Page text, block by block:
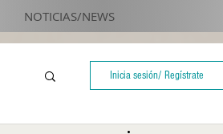
NOTICIAS/NEWS
Inicia sesión/ Regístrate